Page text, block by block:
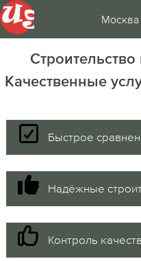
Москва
Качественные
Быстрое
Надёжные
Контроль